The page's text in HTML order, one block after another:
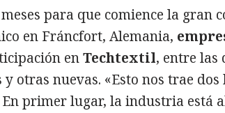
para que comience la gran
en Fráncfort, Alemania,
enTechtextil, entre las
otras nuevas. «Esto nos trae
primer lugar, la industria está